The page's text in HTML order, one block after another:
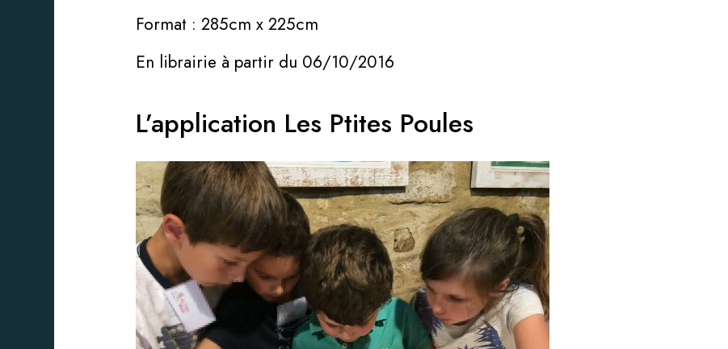
Format : 285cm x 225cm
En librairie à partir du 06/10/2016
L’application Les Ptites Poules